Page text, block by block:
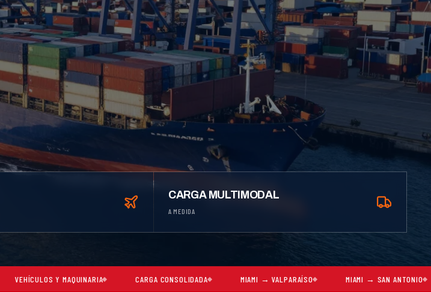
CARGA MULTIMODAL
A MEDIDA
MAQUINARIA CARGA CONSOLIDADA MIAMI → VALPARAÍSO MIAMI → SAN ANTONIO MIAMI →